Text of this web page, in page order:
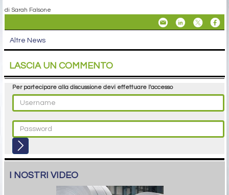
di Sarah Falsone
Altre News
LASCIA UN COMMENTO
Per partecipare alla discussione devi effettuare l'accesso
I NOSTRI VIDEO